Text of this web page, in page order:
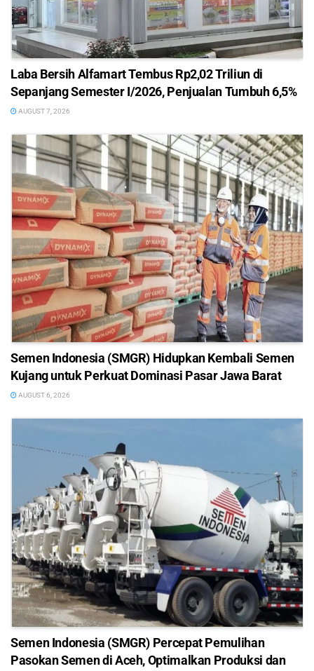
Laba Bersih Alfamart Tembus Rp2,02 Triliun di
Sepanjang Semester I/2026, Penjualan Tumbuh 6,5%
AUGUST 7, 2026
Semen Indonesia (SMGR) Hidupkan Kembali Semen
Kujang untuk Perkuat Dominasi Pasar Jawa Barat
AUGUST 6, 2026
Semen Indonesia (SMGR) Percepat Pemulihan
Pasokan Semen di Aceh, Optimalkan Produksi dan